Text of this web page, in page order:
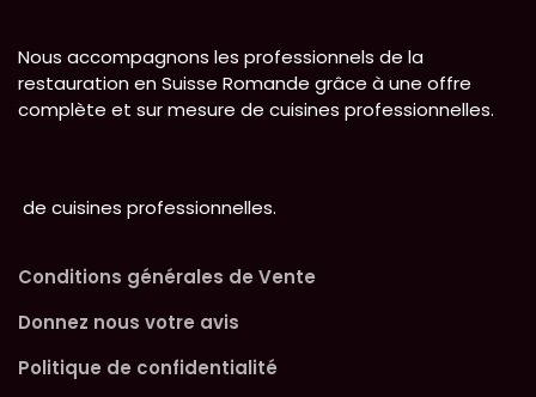
Nous accompagnons les professionnels de la
restauration en Suisse Romande grâce à une offre
complète et sur mesure de cuisines professionnelles.
de cuisines professionnelles.
Conditions générales de Vente
Donnez nous votre avis
Politique de confidentialité